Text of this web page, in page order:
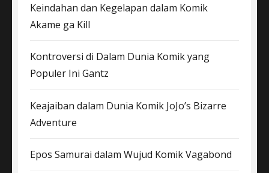
Keindahan dan Kegelapan dalam Komik
Akame ga Kill
Kontroversi di Dalam Dunia Komik yang
Populer Ini Gantz
Keajaiban dalam Dunia Komik JoJo’s Bizarre
Adventure
Epos Samurai dalam Wujud Komik Vagabond